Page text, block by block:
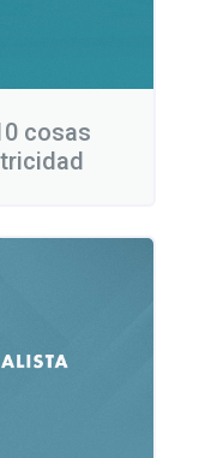
cosas